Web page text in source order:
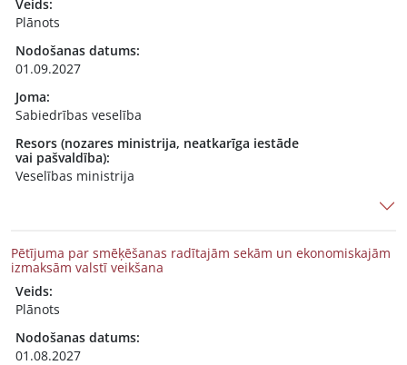
Veids:
Plānots
Nodošanas datums:
01.09.2027
Joma:
Sabiedrības veselība
Resors (nozares ministrija, neatkarīga iestāde
vai pašvaldība):
Veselības ministrija
Pētījuma par smēķēšanas radītajām sekām un ekonomiskajām
izmaksām valstī veikšana
Veids:
Plānots
Nodošanas datums:
01.08.2027